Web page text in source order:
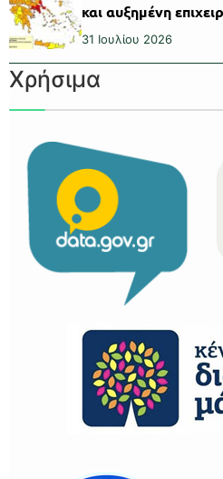
και αυξημένη
31 Ιουλίου 2026
Χρήσιμα